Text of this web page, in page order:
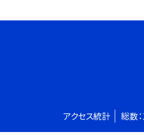
アクセス統計 総数：